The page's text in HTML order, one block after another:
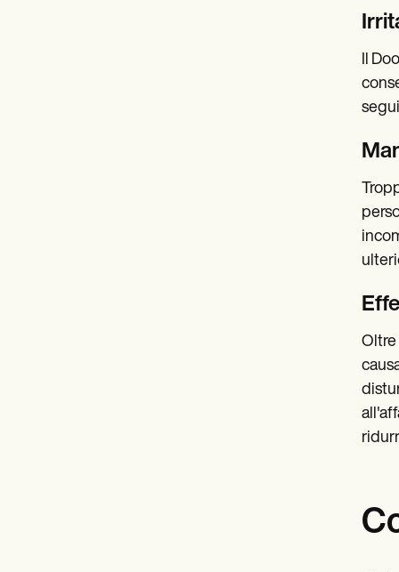
Il
Oltre